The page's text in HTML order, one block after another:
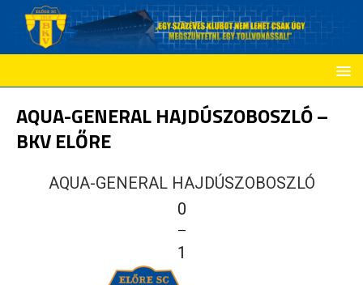
AQUA-GENERAL HAJDÚSZOBOSZLÓ –
BKV ELŐRE
AQUA-GENERAL HAJDÚSZOBOSZLÓ
0
—
1